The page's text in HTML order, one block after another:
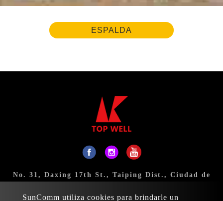
ESPALDA
SunComm utiliza cookies para brindarle un
No. 31, Daxing 17th St., Taiping Dist., Ciudad de